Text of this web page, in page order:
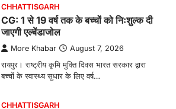
CHHATTISGARH
CG: 1 से 19 वर्ष तक के बच्चों को निःशुल्क दी
जाएगी एल्बेंडाजोल
More Khabar August 7, 2026
रायपुर। राष्ट्रीय कृमि मुक्ति दिवस भारत सरकार द्वारा
बच्चों के स्वास्थ्य सुधार के लिए वर्ष…
CHHATTISGARH